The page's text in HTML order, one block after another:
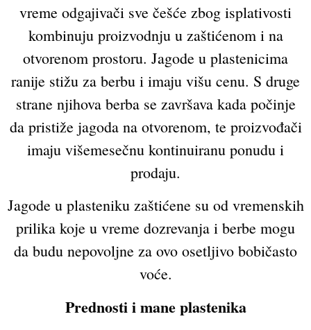
vreme odgajivači sve češće zbog isplativosti
kombinuju proizvodnju u zaštićenom i na
otvorenom prostoru. Jagode u plastenicima
ranije stižu za berbu i imaju višu cenu. S druge
strane njihova berba se završava kada počinje
da pristiže jagoda na otvorenom, te proizvođači
imaju višemesečnu kontinuiranu ponudu i
prodaju.
Jagode u plasteniku zaštićene su od vremenskih
prilika koje u vreme dozrevanja i berbe mogu
da budu nepovoljne za ovo osetljivo bobičasto
voće.
Prednosti i mane plastenika